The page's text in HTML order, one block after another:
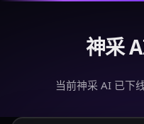
神采
当前神采 AI 已下